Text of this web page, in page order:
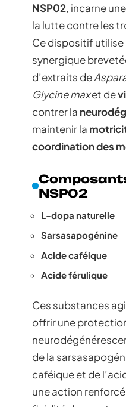
NSP02, incarne
la lutte contre les
Ce dispositif utilise
synergique
d’extraits de
Glycine maxet de
contrer la
maintenir la
coordination des
NSP02
L-dopa naturelle
Sarsasapogénine
Acide caféique
Acide férulique
Ces substances
offrir une
de la
caféique et de
une action